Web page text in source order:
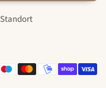
Standort